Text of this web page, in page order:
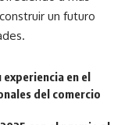
un futuro
en el
del comercio